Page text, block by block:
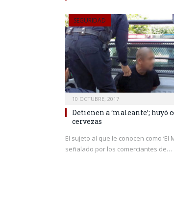
SEGURIDAD
10 OCTUBRE, 2017
Detienen a ‘maleante’; huyó
cervezas
El sujeto al que le conocen como ‘El
señalado por los comerciantes de…